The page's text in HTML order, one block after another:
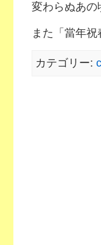
変わらぬあの
また「當年
カテゴリー: